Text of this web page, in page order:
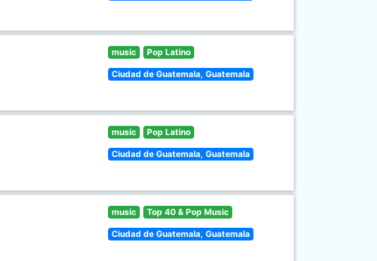
music Pop Latino
Ciudad de Guatemala, Guatemala
music Pop Latino
Ciudad de Guatemala, Guatemala
music Top 40 & Pop Music
Ciudad de Guatemala, Guatemala